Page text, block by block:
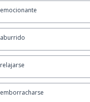
emocionante
aburrido
relajarse
emborracharse